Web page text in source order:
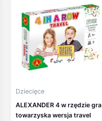
Dziecięce
ALEXANDER 4 w rzędzie gra
towarzyska wersja travel